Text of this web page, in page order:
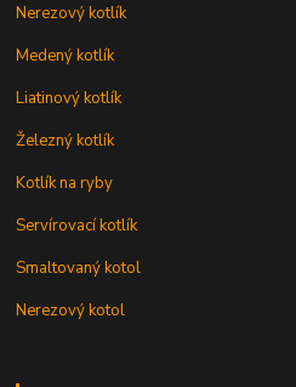
Nerezový kotlík
Medený kotlík
Liatinový kotlík
Železný kotlík
Kotlík na ryby
Servírovací kotlík
Smaltovaný kotol
Nerezový kotol